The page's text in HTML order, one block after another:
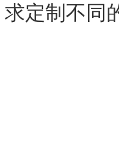
求定制不同